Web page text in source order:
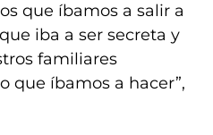
que íbamos a salir a
iba a ser secreta y
familiares
que íbamos a hacer”,